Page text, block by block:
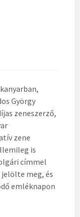
György
zeneszerző,
zene
is
címmel
meg, és
emléknapon